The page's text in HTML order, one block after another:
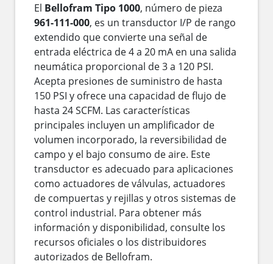
El Bellofram Tipo 1000, número de pieza
961-111-000, es un transductor I/P de rango
extendido que convierte una señal de
entrada eléctrica de 4 a 20 mA en una salida
neumática proporcional de 3 a 120 PSI.
Acepta presiones de suministro de hasta
150 PSI y ofrece una capacidad de flujo de
hasta 24 SCFM. Las características
principales incluyen un amplificador de
volumen incorporado, la reversibilidad de
campo y el bajo consumo de aire. Este
transductor es adecuado para aplicaciones
como actuadores de válvulas, actuadores
de compuertas y rejillas y otros sistemas de
control industrial. Para obtener más
información y disponibilidad, consulte los
recursos oficiales o los distribuidores
autorizados de Bellofram.